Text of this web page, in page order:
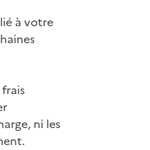
à votre
ni les